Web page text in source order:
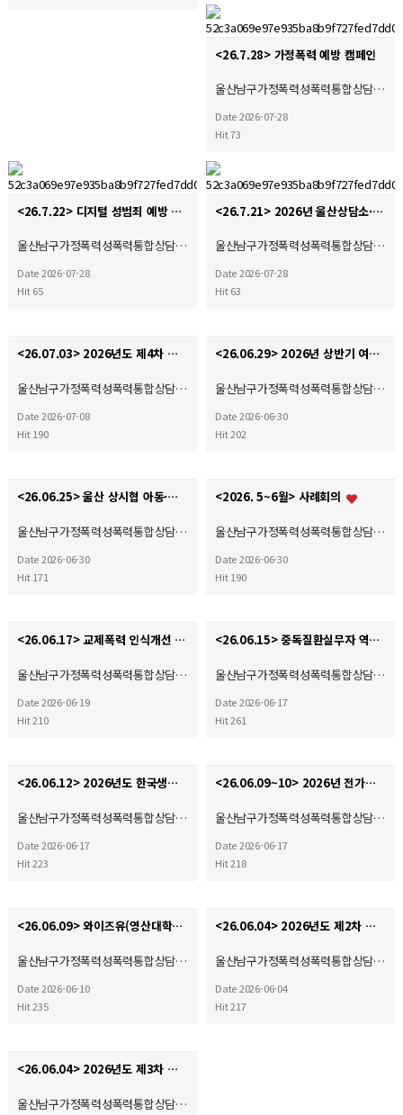
<26.7.28> 가정폭력 예방 캠페인
울산남구가정폭력성폭력통합상담…
Date 2026-07-28
Hit 73
<26.7.22> 디지털 성범죄 예방 캠페인
울산남구가정폭력성폭력통합상담…
Date 2026-07-28
Hit 65
<26.7.21> 2026년 울산상담소·시설협의회 제4차 운영위원회 및 간담회 참석
울산남구가정폭력성폭력통합상담…
Date 2026-07-28
Hit 63
<26.07.03> 2026년도 제4차 사회복지현장실습 종결식
울산남구가정폭력성폭력통합상담…
Date 2026-07-08
Hit 190
<26.06.29> 2026년 상반기 여성폭력 예방 및 홍보 캠페인
울산남구가정폭력성폭력통합상담…
Date 2026-06-30
Hit 202
<26.06.25> 울산 상시협 아동·여성폭력예방캠페인
울산남구가정폭력성폭력통합상담…
Date 2026-06-30
Hit 171
<2026. 5~6월> 사례회의
울산남구가정폭력성폭력통합상담…
Date 2026-06-30
Hit 190
<26.06.17> 교제폭력 인식개선 및 예방 캠페인(자체)
울산남구가정폭력성폭력통합상담…
Date 2026-06-19
Hit 210
<26.06.15> 중독질환실무자 역량강화교육
울산남구가정폭력성폭력통합상담…
Date 2026-06-17
Hit 261
<26.06.12> 2026년도 한국생명의전화연맹 정기총회
울산남구가정폭력성폭력통합상담…
Date 2026-06-17
Hit 223
<26.06.09~10> 2026년 전가협 시설장 회의 & 워크숍
울산남구가정폭력성폭력통합상담…
Date 2026-06-17
Hit 218
<26.06.09> 와이즈유(영산대학교) 부울경 사회복지·평생교육 기관 협회 2026학년도 산학협력 협약체결…
울산남구가정폭력성폭력통합상담…
Date 2026-06-10
Hit 235
<26.06.04> 2026년도 제2차 운영위원회
울산남구가정폭력성폭력통합상담…
Date 2026-06-04
Hit 217
<26.06.04> 2026년도 제3차 사회복지현장실습 종결식
울산남구가정폭력성폭력통합상담…